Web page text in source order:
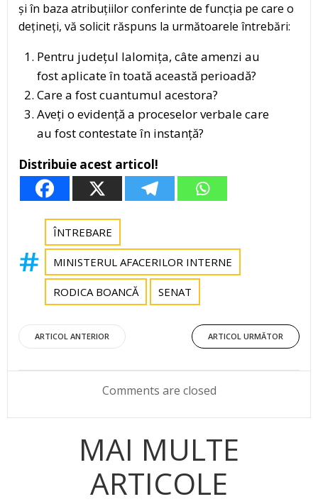
și în baza atribuțiilor conferinte de funcția pe care o
dețineți, vă solicit răspuns la următoarele întrebări:
Pentru județul Ialomița, câte amenzi au
fost aplicate în toată această perioadă?
Care a fost cuantumul acestora?
Aveți o evidență a proceselor verbale care
au fost contestate în instanță?
Distribuie acest articol!
ÎNTREBARE
MINISTERUL AFACERILOR INTERNE
RODICA BOANCĂ SENAT
Post
navigation
ARTICOL ANTERIOR
Post
navigation
ARTICOL URMĂTOR
Comments are closed
MAI MULTE
ARTICOLE